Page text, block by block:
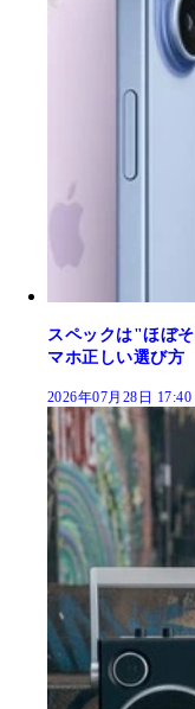
スペックは"ほぼ
マホ正しい選び方
2026年07月28日 17:40